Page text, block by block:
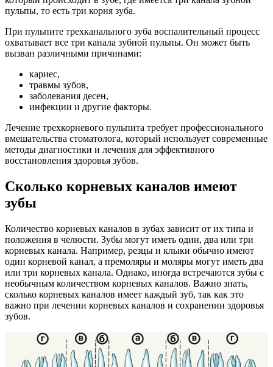
пульпы, то есть три корня зуба.
При пульпите трехканального зуба воспалительный процесс
охватывает все три канала зубной пульпы. Он может быть
вызван различными причинами:
кариес,
травмы зубов,
заболевания десен,
инфекции и другие факторы.
Лечение трехкорневого пульпита требует профессионального
вмешательства стоматолога, который использует современные
методы диагностики и лечения для эффективного
восстановления здоровья зубов.
Сколько корневых каналов имеют
зубы
Количество корневых каналов в зубах зависит от их типа и
положения в челюсти. Зубы могут иметь один, два или три
корневых канала. Например, резцы и клыки обычно имеют
один корневой канал, а премоляры и моляры могут иметь два
или три корневых канала. Однако, иногда встречаются зубы с
необычным количеством корневых каналов. Важно знать,
сколько корневых каналов имеет каждый зуб, так как это
важно при лечении корневых каналов и сохранении здоровья
зубов.